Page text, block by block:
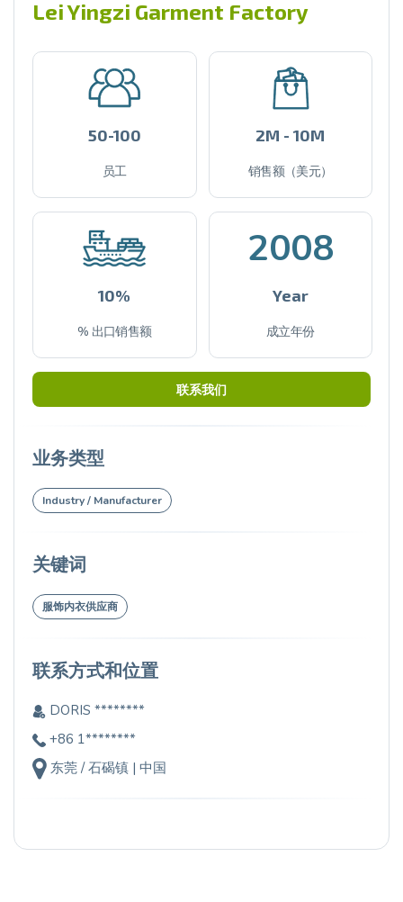
Lei Yingzi Garment Factory
50-100
员工
2M - 10M
销售额（美元）
10%
% 出口销售额
2008
Year
成立年份
联系我们
业务类型
Industry / Manufacturer
关键词
服饰内衣供应商
联系方式和位置
DORIS ********
+86 1********
东莞 / 石碣镇 | 中国